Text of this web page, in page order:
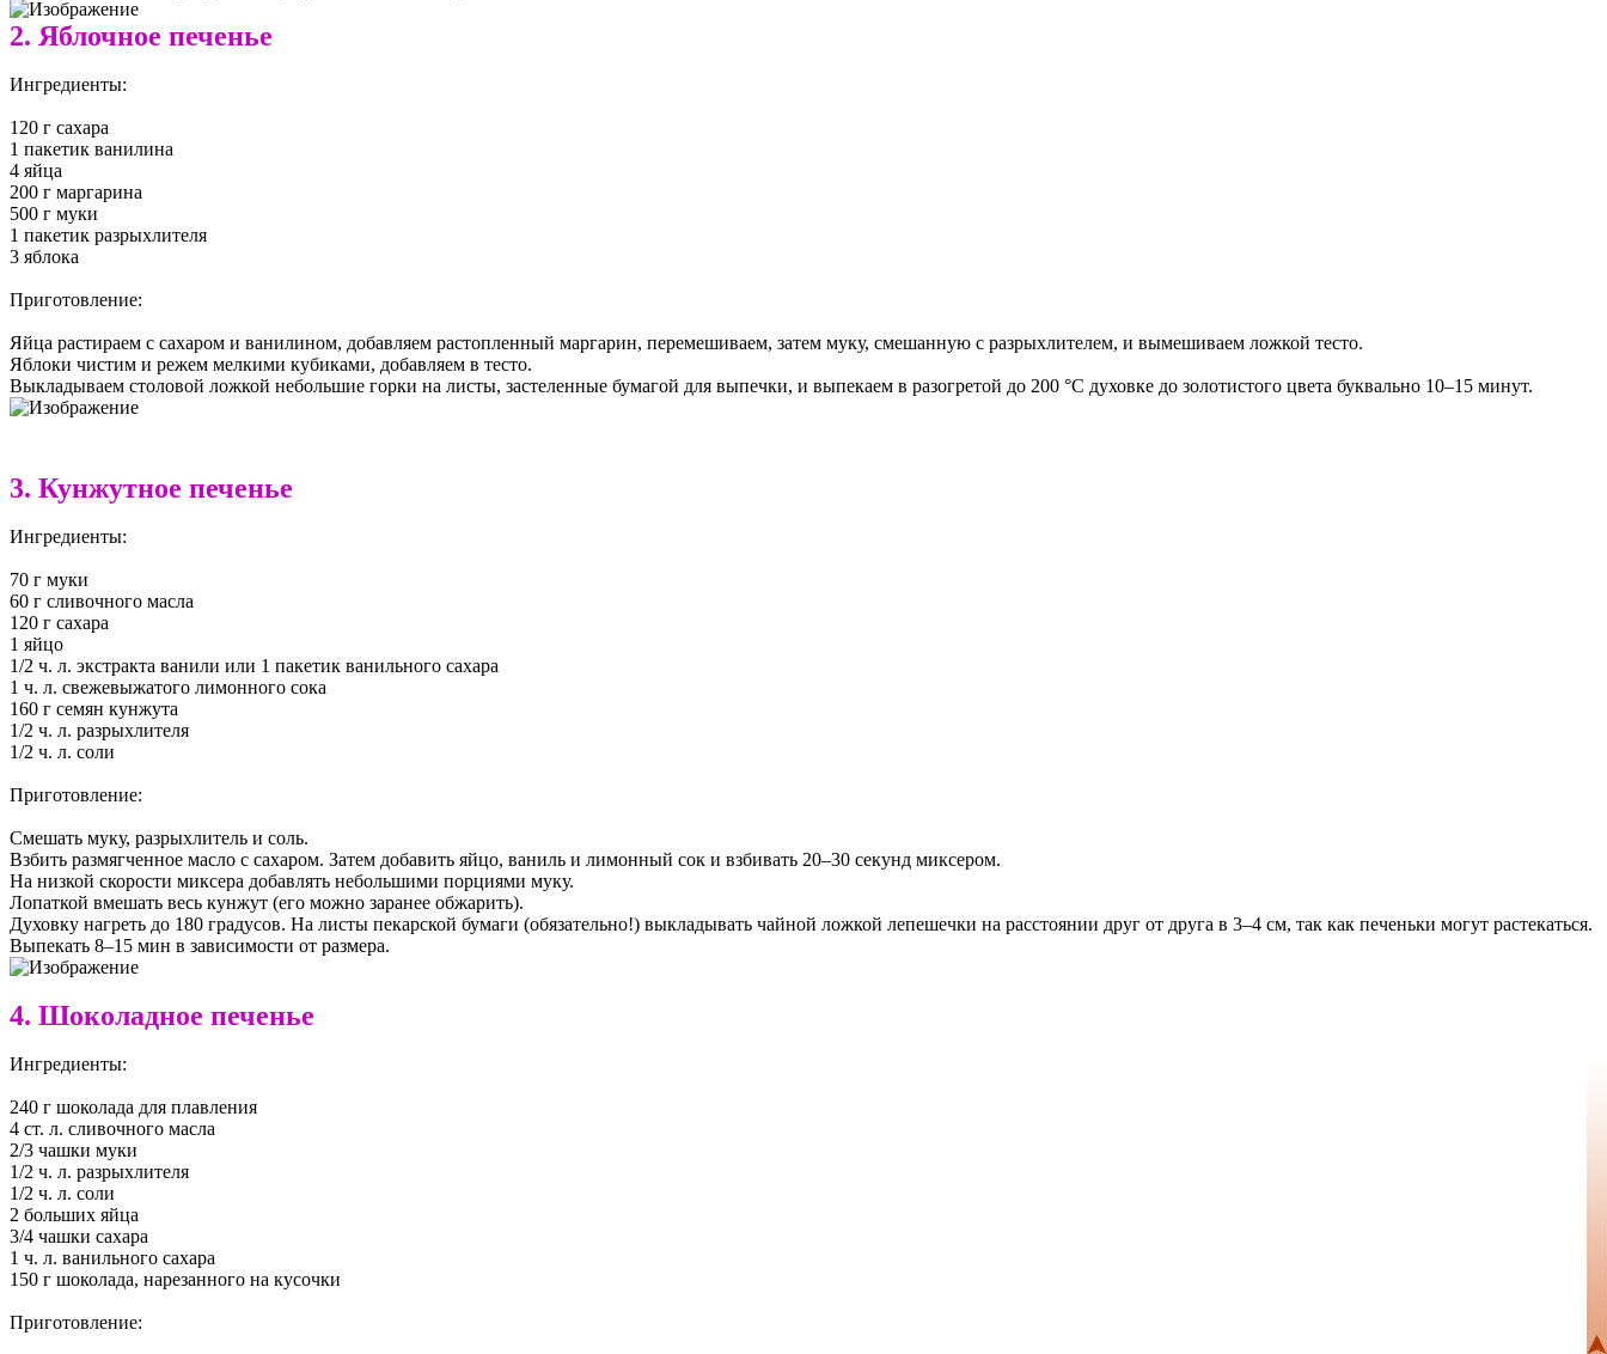
2. Яблочное печенье
Ингредиенты:
120 г сахара
1 пакетик ванилина
4 яйца
200 г маргарина
500 г муки
1 пакетик разрыхлителя
3 яблока
Приготовление:
Яйца растираем с сахаром и ванилином, добавляем растопленный маргарин, перемешиваем, затем муку, смешанную с разрыхлителем, и вымешиваем ложкой тесто.
Яблоки чистим и режем мелкими кубиками, добавляем в тесто.
Выкладываем столовой ложкой небольшие горки на листы, застеленные бумагой для выпечки, и выпекаем в разогретой до 200 °С духовке до золотистого цвета буквально 10–15 минут.
3. Кунжутное печенье
Ингредиенты:
70 г муки
60 г сливочного масла
120 г сахара
1 яйцо
1/2 ч. л. экстракта ванили или 1 пакетик ванильного сахара
1 ч. л. свежевыжатого лимонного сока
160 г семян кунжута
1/2 ч. л. разрыхлителя
1/2 ч. л. соли
Приготовление:
Смешать муку, разрыхлитель и соль.
Взбить размягченное масло с сахаром. Затем добавить яйцо, ваниль и лимонный сок и взбивать 20–30 секунд миксером.
На низкой скорости миксера добавлять небольшими порциями муку.
Лопаткой вмешать весь кунжут (его можно заранее обжарить).
Духовку нагреть до 180 градусов. На листы пекарской бумаги (обязательно!) выкладывать чайной ложкой лепешечки на расстоянии друг от друга в 3–4 см, так как печеньки могут растекаться.
Выпекать 8–15 мин в зависимости от размера.
4. Шоколадное печенье
Ингредиенты:
240 г шоколада для плавления
4 ст. л. сливочного масла
2/3 чашки муки
1/2 ч. л. разрыхлителя
1/2 ч. л. соли
2 больших яйца
3/4 чашки сахара
1 ч. л. ванильного сахара
150 г шоколада, нарезанного на кусочки
Приготовление: